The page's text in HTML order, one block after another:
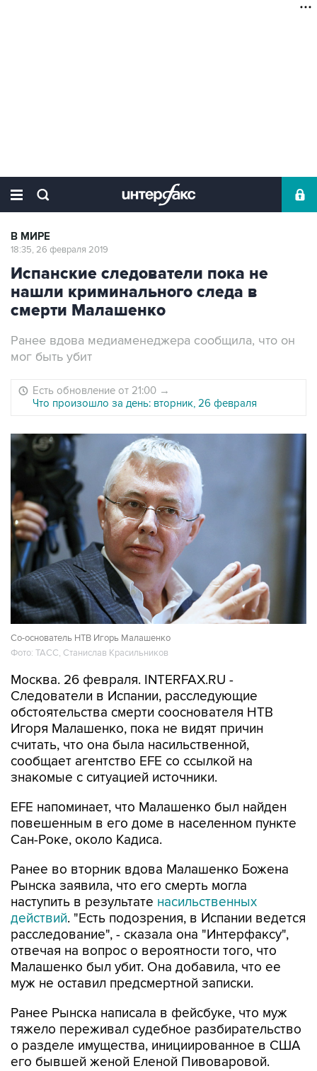
В МИРЕ
18:35, 26 февраля 2019
Испанские следователи пока не
нашли криминального следа в
смерти Малашенко
Ранее вдова медиаменеджера сообщила, что он
мог быть убит
Есть обновление от 21:00 →
Что произошло за день: вторник, 26 февраля
Со-основатель НТВ Игорь Малашенко
Фото: ТАСС, Станислав Красильников
Москва. 26 февраля. INTERFAX.RU -
Следователи в Испании, расследующие
обстоятельства смерти сооснователя НТВ
Игоря Малашенко, пока не видят причин
считать, что она была насильственной,
сообщает агентство EFE со ссылкой на
знакомые с ситуацией источники.
EFE напоминает, что Малашенко был найден
повешенным в его доме в населенном пункте
Сан-Роке, около Кадиса.
Ранее во вторник вдова Малашенко Божена
Рынска заявила, что его смерть могла
наступить в результате насильственных
действий. "Есть подозрения, в Испании ведется
расследование", - сказала она "Интерфаксу",
отвечая на вопрос о вероятности того, что
Малашенко был убит. Она добавила, что ее
муж не оставил предсмертной записки.
Ранее Рынска написала в фейсбуке, что муж
тяжело переживал судебное разбирательство
о разделе имущества, инициированное в США
его бывшей женой Еленой Пивоваровой.